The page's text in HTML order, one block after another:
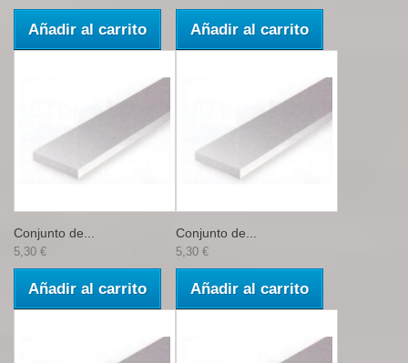
Añadir al carrito Añadir al carrito
Conjunto de...
5,30 €
Añadir al carrito
Conjunto de...
5,30 €
Añadir al carrito